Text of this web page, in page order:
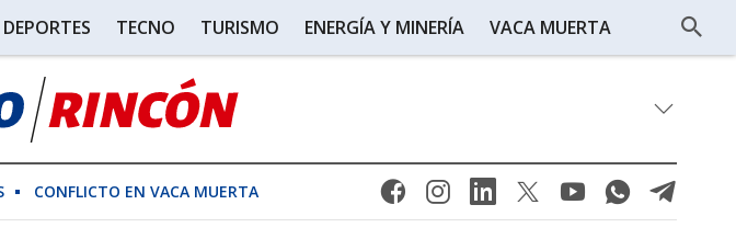
DEPORTES TECNO TURISMO ENERGÍA Y MINERÍA VACA MUERTA
CONFLICTO EN VACA MUERTA